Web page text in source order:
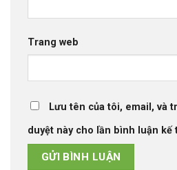
Trang web
Lưu tên của tôi, email, và
duyệt này cho lần bình luận kế